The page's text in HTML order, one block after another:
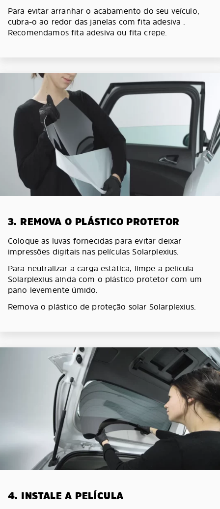
Para evitar arranhar o acabamento do seu veículo,
cubra-o ao redor das janelas com fita adesiva .
Recomendamos fita adesiva ou fita crepe.
3. REMOVA O PLÁSTICO PROTETOR
Coloque as luvas fornecidas para evitar deixar
impressões digitais nas películas Solarplexius.
Para neutralizar a carga estática, limpe a película
Solarplexius ainda com o plástico protetor com um
pano levemente úmido.
Remova o plástico de proteção solar Solarplexius.
4. INSTALE A PELÍCULA